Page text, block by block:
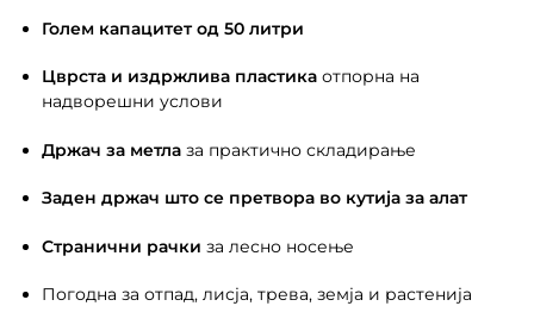
Голем капацитет од 50 литри
Цврста и издржлива пластика отпорна на
надворешни услови
Држач за метла за практично складирање
Заден држач што се претвора во кутија за алат
Странични рачки за лесно носење
Погодна за отпад, лисја, трева, земја и растенија